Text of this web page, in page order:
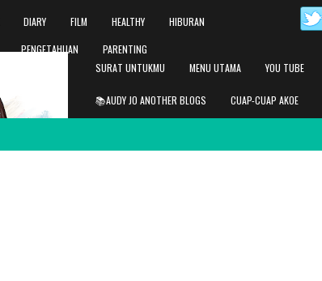
DIARY FILM HEALTHY
HIBURAN
PENGETAHUAN
PARENTING
SURAT UNTUKMU MENU UTAMA YOU TUBE
📚AUDY JO ANOTHER BLOGS CUAP-CUAP AKOE